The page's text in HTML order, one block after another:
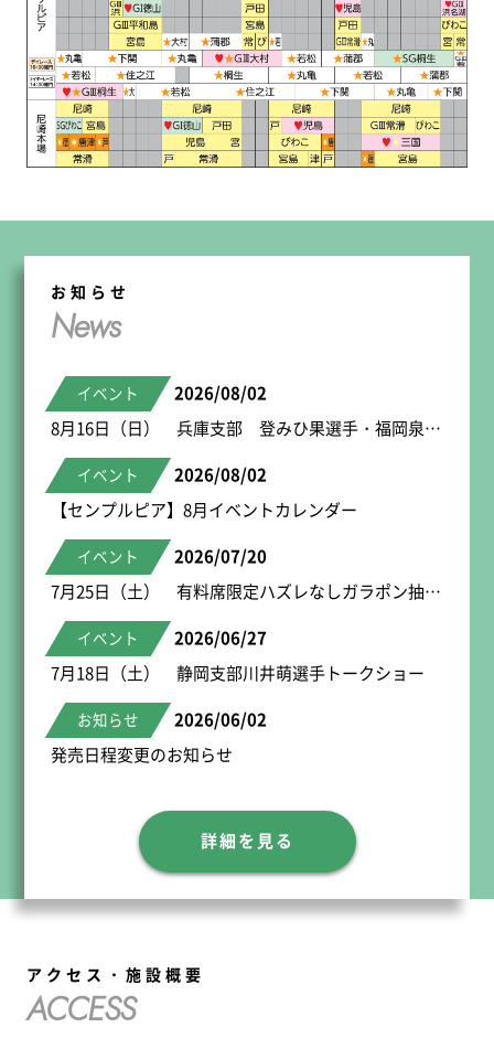
お知らせ
News
イベント 2026/08/02
8月16日（日） 兵庫支部 登みひ果選手・福岡泉水選手トークショー
イベント 2026/08/02
【センプルピア】8月イベントカレンダー
イベント 2026/07/20
7月25日（土） 有料席限定ハズレなしガラポン抽選会
イベント 2026/06/27
7月18日（土） 静岡支部川井萌選手トークショー
お知らせ 2026/06/02
発売日程変更のお知らせ
詳細を見る
アクセス・施設概要
ACCESS